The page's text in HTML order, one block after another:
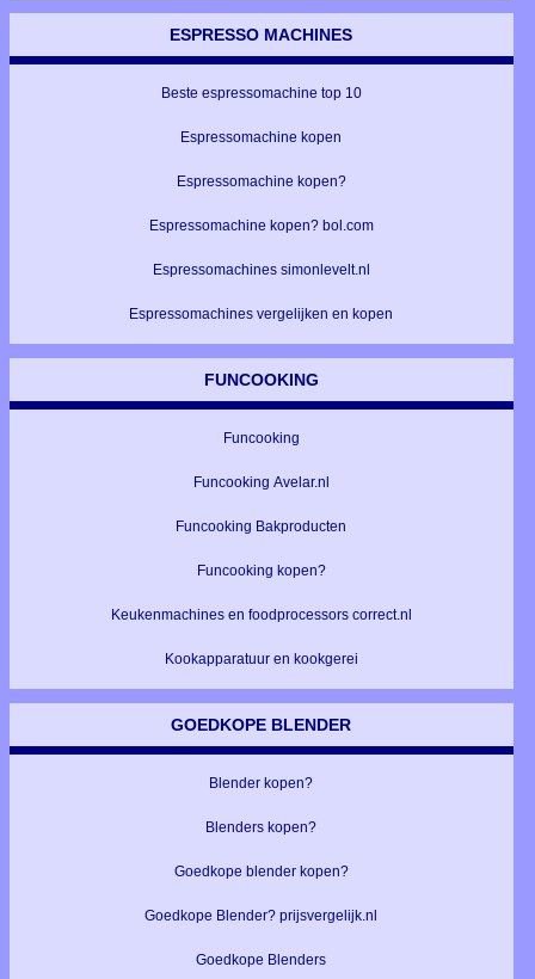
ESPRESSO MACHINES
Beste espressomachine top 10
Espressomachine kopen
Espressomachine kopen?
Espressomachine kopen? bol.com
Espressomachines simonlevelt.nl
Espressomachines vergelijken en kopen
FUNCOOKING
Funcooking
Funcooking Avelar.nl
Funcooking Bakproducten
Funcooking kopen?
Keukenmachines en foodprocessors correct.nl
Kookapparatuur en kookgerei
GOEDKOPE BLENDER
Blender kopen?
Blenders kopen?
Goedkope blender kopen?
Goedkope Blender? prijsvergelijk.nl
Goedkope Blenders